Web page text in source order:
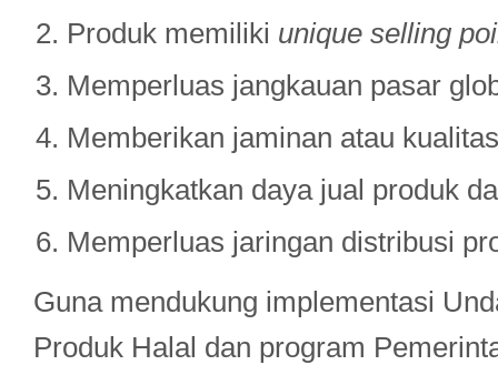
Produk memiliki unique selling
Memperluas jangkauan pasar
Memberikan jaminan atau
Meningkatkan daya jual produk
Memperluas jaringan distribusi
Guna mendukung implementasi
Produk Halal dan program